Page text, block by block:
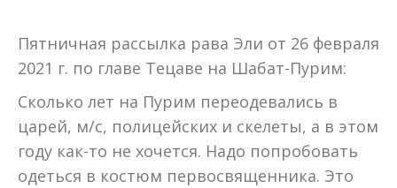
Пятничная рассылка рава Эли от 26 февраля
2021 г. по главе Тецаве на Шабат-Пурим:
Сколько лет на Пурим переодевались в
царей, м/с, полицейских и скелеты, а в этом
году как-то не хочется. Надо попробовать
одеться в костюм первосвященника. Это